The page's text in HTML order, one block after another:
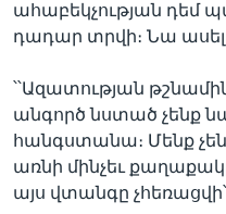
ահաբեկչության դեմ
դադար տրվի։ Նա ասել
՝՝Ազատության
անգործ նստած չենք
հանգստանա։ Մենք
առնի մինչեւ
այս վտանգը